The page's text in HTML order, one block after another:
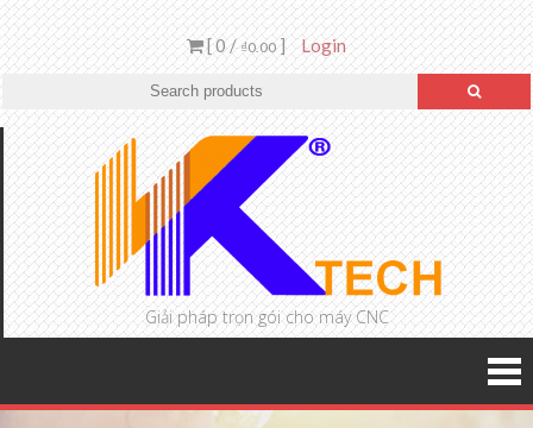
[ 0 /₫0.00] Login
Giải pháp trọn gói cho máy CNC